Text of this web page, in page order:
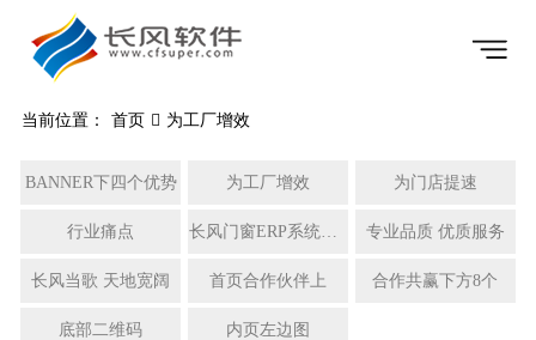
当前位置： 首页 为工厂增效
BANNER下四个优势 为工厂增效 为门店提速
行业痛点 长风门窗ERP系统功能模块 专业品质 优质服务
长风当歌 天地宽阔 首页合作伙伴上 合作共赢下方8个
底部二维码 内页左边图